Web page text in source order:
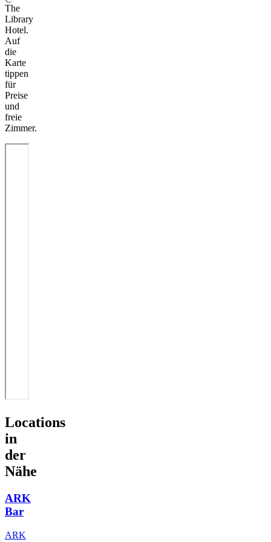
The
Library
Hotel.
Auf
die
Karte
tippen
für
Preise
und
freie
Zimmer.
Locations
in
der
Nähe
ARK
Bar
ARK